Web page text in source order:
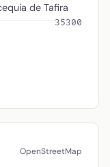
de Tafira
35300
OpenStreetMap